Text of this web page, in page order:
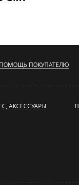
ПОМОЩЬ ПОКУПАТЕЛЮ
АКСЕССУАРЫ